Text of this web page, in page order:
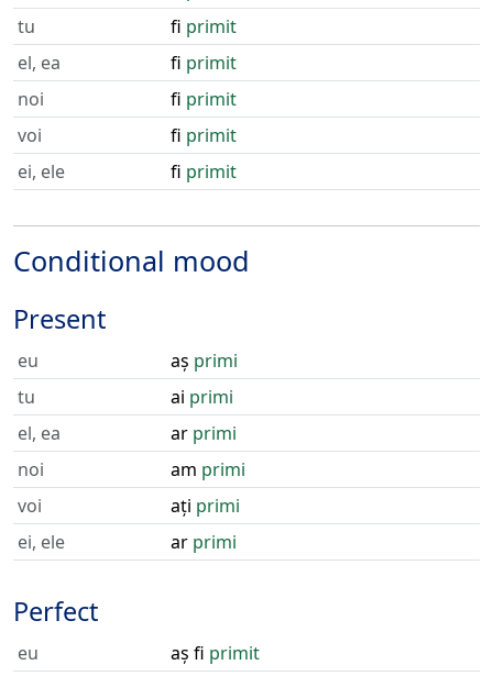
tu
fi primit
el, ea
fi primit
noi
fi primit
voi
fi primit
ei, ele
fi primit
Conditional mood
Present
eu aș primi
tu
ai primi
el, ea
ar primi
noi
am primi
voi
ați primi
ei, ele
ar primi
Perfect
eu aș fi primit